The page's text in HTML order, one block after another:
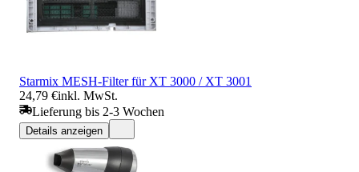
Starmix MESH-Filter für XT 3000 / XT 3001
24,79 €inkl. MwSt.
Lieferung bis 2-3 Wochen
Details anzeigen